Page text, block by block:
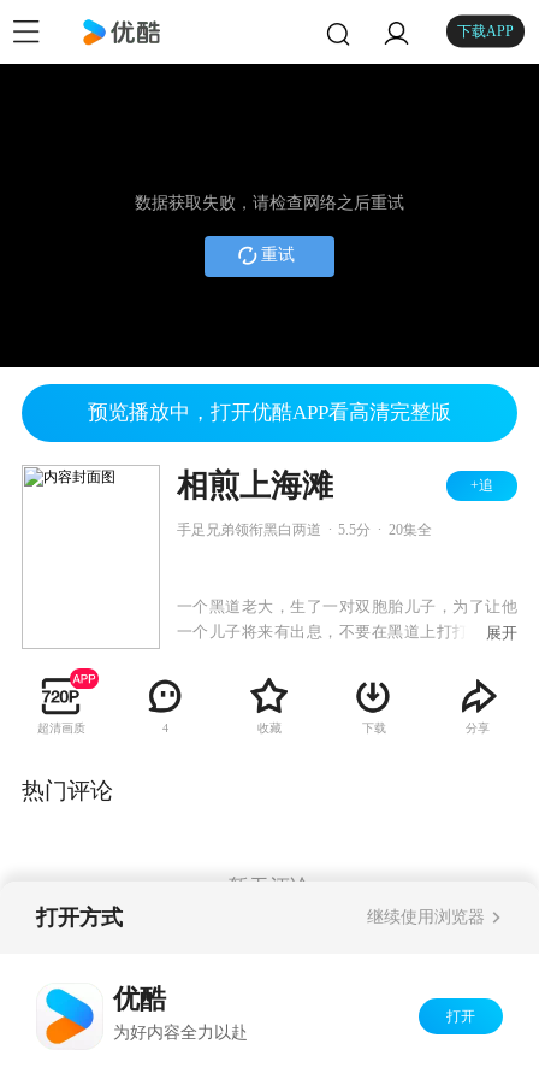
下载APP
数据获取失败，请检查网络之后重试
重试
预览播放中，打开优酷APP看高清完整版
相煎上海滩 +追
手足兄弟领衔黑白两道 5.5分 20集全
一个黑道老大，生了一对双胞胎儿子，为了让他
一个儿子将来有出息，不要在黑道上打打杀杀，
一个警察，他们之间互相的明争暗斗。
展开
超清画质 4 收藏 下载 分享
热门评论
暂无评论
打开方式 继续使用浏览器
优酷
为好内容全力以赴
打开